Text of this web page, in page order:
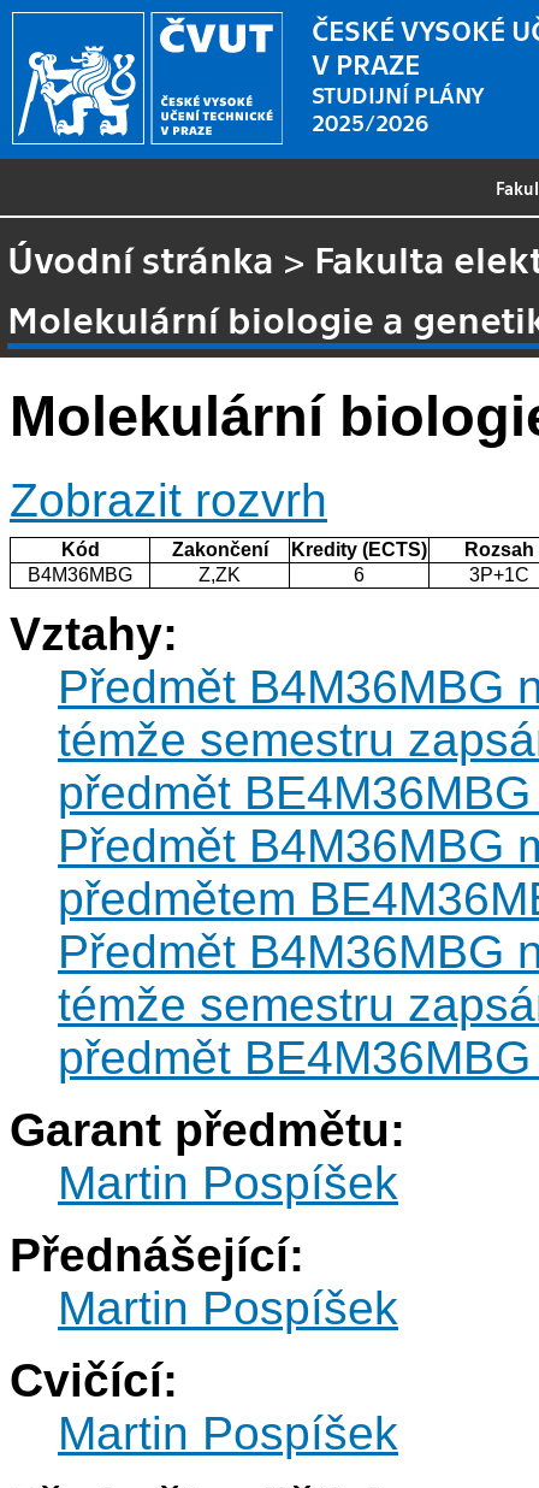
ČESKÉ VYSOKÉ
V PRAZE
STUDIJNÍ PLÁNY
2025/2026
Úvodní stránka > Fakulta
Molekulární biologie a
Molekulární
Zobrazit rozvrh
Kód Zakončení Kredity (ECTS)
Rozsah
B4M36MBG
Z,ZK 6 3P+1C
Vztahy:
Předmět B4M36MBG
témže semestru
předmět
Předmět B4M36MBG
předmětem
Předmět B4M36MBG
témže semestru
předmět
Garant předmětu:
Martin Pospíšek
Přednášející:
Martin Pospíšek
Cvičící:
Martin Pospíšek